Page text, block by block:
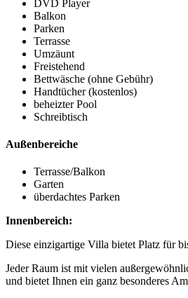
DVD Player
Balkon
Parken
Terrasse
Umzäunt
Freistehend
Bettwäsche (ohne Gebühr)
Handtücher (kostenlos)
beheizter Pool
Schreibtisch
Außenbereiche
Terrasse/Balkon
Garten
überdachtes Parken
Innenbereich:
Diese einzigartige Villa bietet Platz für
Jeder Raum ist mit vielen
und bietet Ihnen ein ganz besonderes